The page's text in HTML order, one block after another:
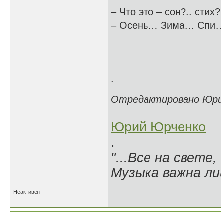
– Что это – сон?..
– Осень… Зима…
.
Отредактировано
Юрий Юрченко
.
"...Все на свете,
Музыка важна
Неактивен